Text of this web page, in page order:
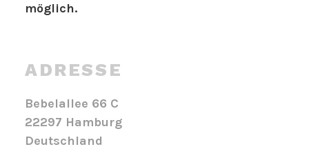
möglich.
ADRESSE
Bebelallee 66 C
22297 Hamburg
Deutschland